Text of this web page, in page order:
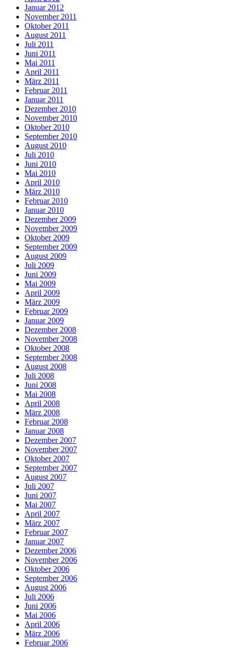
Januar 2012
November 2011
Oktober 2011
August 2011
Juli 2011
Juni 2011
Mai 2011
April 2011
März 2011
Februar 2011
Januar 2011
Dezember 2010
November 2010
Oktober 2010
September 2010
August 2010
Juli 2010
Juni 2010
Mai 2010
April 2010
März 2010
Februar 2010
Januar 2010
Dezember 2009
November 2009
Oktober 2009
September 2009
August 2009
Juli 2009
Juni 2009
Mai 2009
April 2009
März 2009
Februar 2009
Januar 2009
Dezember 2008
November 2008
Oktober 2008
September 2008
August 2008
Juli 2008
Juni 2008
Mai 2008
April 2008
März 2008
Februar 2008
Januar 2008
Dezember 2007
November 2007
Oktober 2007
September 2007
August 2007
Juli 2007
Juni 2007
Mai 2007
April 2007
März 2007
Februar 2007
Januar 2007
Dezember 2006
November 2006
Oktober 2006
September 2006
August 2006
Juli 2006
Juni 2006
Mai 2006
April 2006
März 2006
Februar 2006